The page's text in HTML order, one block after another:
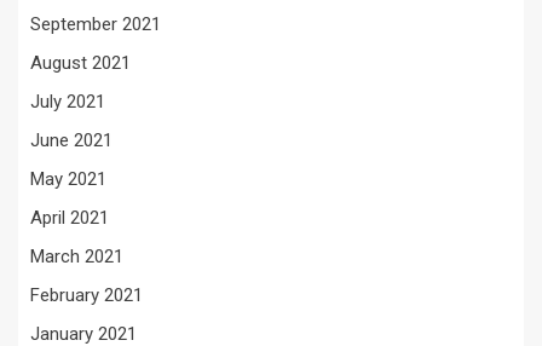
September 2021
August 2021
July 2021
June 2021
May 2021
April 2021
March 2021
February 2021
January 2021